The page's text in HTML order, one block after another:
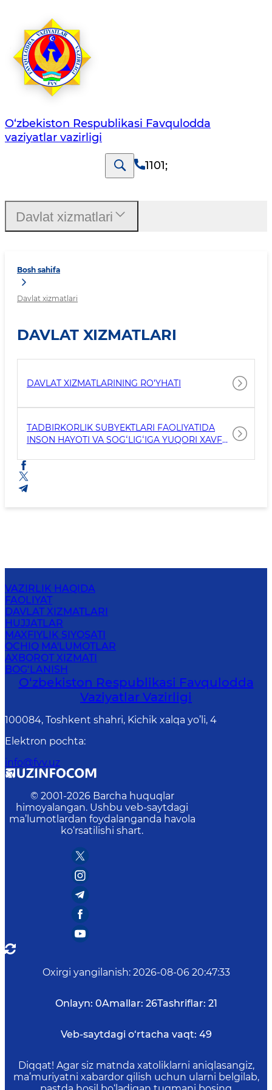
O‘zbеkistоn Rеspublikаsi Favqulodda
vaziyatlar vazirligi
1101;
Bosh sahifa
Davlat xizmatlari
DAVLAT XIZMATLARI
DAVLAT XIZMATLARINING RO’YHATI
TADBIRKORLIK SUBYEKTLARI FAOLIYATIDA
INSON HAYOTI VA SOGʻLIGʻIGA YUQORI XAVF
Davlat xizmatlari
VAZIRLIK HAQIDA
FAOLIYAT
DAVLAT XIZMATLARI
HUJJATLAR
MAXFIYLIK SIYOSATI
OCHIQ MA'LUMOTLAR
AXBOROT XIZMATI
BOG‘LANISH
O‘zbеkistоn Rеspublikаsi Favqulodda
Vaziyatlar Vazirligi
100084, Toshkent shahri, Kichik xalqa yo’li, 4
Elektron pochta:
info@fvv.uz
© 2001-2026 Barcha huquqlar
himoyalangan. Ushbu veb-saytdagi
ma’lumotlardan foydalanganda havola
ko‘rsatilishi shart.
Oxirgi yangilanish: 2026-08-06 20:47:33
Onlayn: 0Amallar: 26Tashriflar: 21
Veb-saytdagi o‘rtacha vaqt: 49
Diqqat! Agar siz matnda xatoliklarni aniqlasangiz,
ma’muriyatni xabardor qilish uchun ularni belgilab,